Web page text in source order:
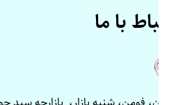
ارتباط با ما